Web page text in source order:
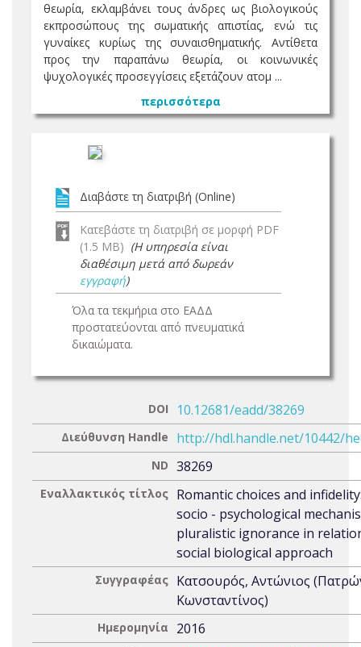
θεωρία, εκλαμβάνει τους άνδρες ως βιολογικούς
εκπροσώπους της σωματικής απιστίας, ενώ τις
γυναίκες κυρίως της συναισθηματικής. Αντίθετα
προς την παραπάνω θεωρία, οι κοινωνικές
ψυχολογικές προσεγγίσεις εξετάζουν ατομ ...
περισσότερα
Διαβάστε τη διατριβή (Online)
Κατεβάστε τη διατριβή σε μορφή PDF
(1.5 MB) (Η υπηρεσία είναι
διαθέσιμη μετά από δωρεάν
εγγραφή)
Όλα τα τεκμήρια στο ΕΑΔΔ
προστατεύονται από πνευματικά
δικαιώματα.
DOI 10.12681/eadd/38269
Διεύθυνση Handle http://hdl.handle.net/10442/
ND 38269
Εναλλακτικός τίτλος Romantic choices and
socio - psychological
pluralistic ignorance in
social biological approach
Συγγραφέας Κατσουρός, Αντώνιος
Κωνσταντίνος)
Ημερομηνία 2016